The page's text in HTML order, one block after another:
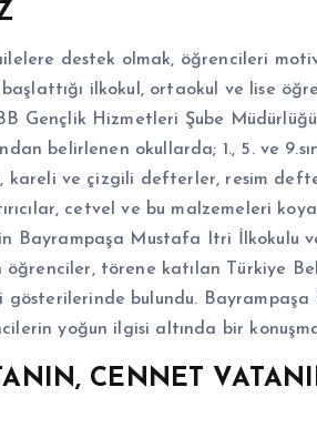
destek olmak, öğrencileri
başlattığı ilkokul, ortaokul ve lise
Gençlik Hizmetleri Şube
belirlenen okullarda; 1., 5. ve
kareli ve çizgili defterler, resim
cetvel ve bu malzemeleri
Bayrampaşa Mustafa Itri İlkokulu
törene katılan Türkiye
gösterilerinde bulundu.
yoğun ilgisi altında bir
CENNET